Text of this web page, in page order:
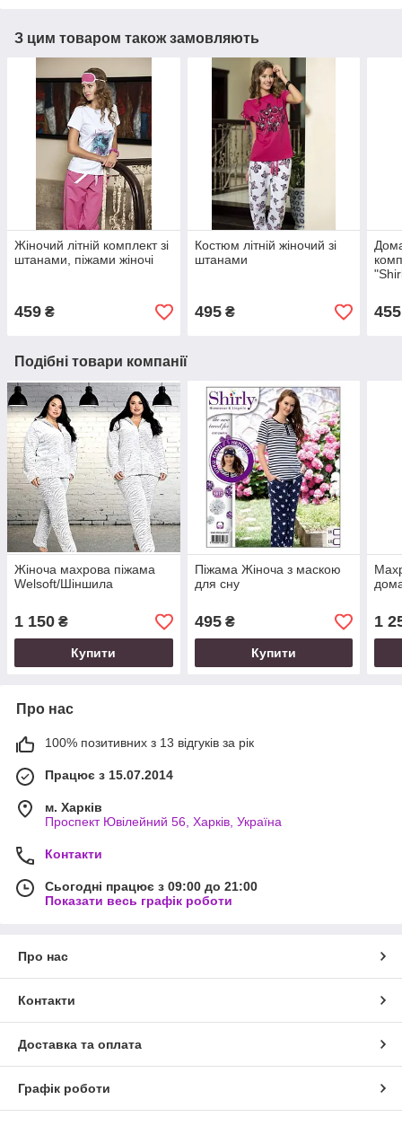
З цим товаром також замовляють
Жіночий літній комплект зі
штанами, піжами жіночі
459 ₴
Костюм літній жіночий зі
штанами
495₴ 455
Подібні товари компанії
Жіноча махрова піжама
Welsoft/Шіншила
1 150 ₴
Купити
Піжама Жіноча з маскою
для сну
495₴
Купити
1
Про нас
100% позитивних з 13 відгуків за рік
Працює з 15.07.2014
м. Харків
Проспект Ювілейний 56, Харків, Україна
Контакти
Сьогодні працює з 09:00 до 21:00
Показати весь графік роботи
Про нас
Контакти
Доставка та оплата
Графік роботи